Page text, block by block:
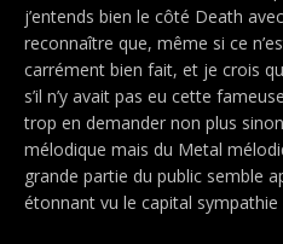
j’entends bien le côté Death
reconnaître que, même si ce
carrément bien fait, et je crois
s’il n’y avait pas eu cette
trop en demander non plus
mélodique mais du Metal
grande partie du public semble
étonnant vu le capital sympathie